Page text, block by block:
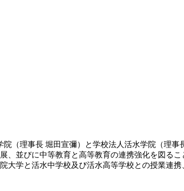
院（理事長 堀田宣彌）と学校法人活水学院（理
、並びに中等教育と高等教育の連携強化を図るこ
大学と活水中学校及び活水高等学校との授業連